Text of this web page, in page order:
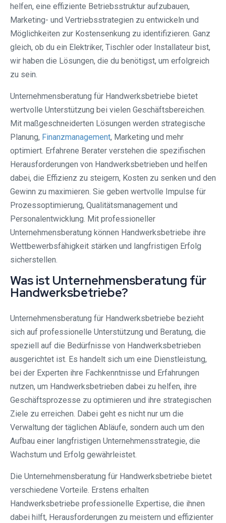
helfen, eine effiziente Betriebsstruktur aufzubauen,
Marketing- und Vertriebsstrategien zu entwickeln und
Möglichkeiten zur Kostensenkung zu identifizieren. Ganz
gleich, ob du ein Elektriker, Tischler oder Installateur bist,
wir haben die Lösungen, die du benötigst, um erfolgreich
zu sein.
Unternehmensberatung für Handwerksbetriebe bietet
wertvolle Unterstützung bei vielen Geschäftsbereichen.
Mit maßgeschneiderten Lösungen werden strategische
Planung, Finanzmanagement, Marketing und mehr
optimiert. Erfahrene Berater verstehen die spezifischen
Herausforderungen von Handwerksbetrieben und helfen
dabei, die Effizienz zu steigern, Kosten zu senken und den
Gewinn zu maximieren. Sie geben wertvolle Impulse für
Prozessoptimierung, Qualitätsmanagement und
Personalentwicklung. Mit professioneller
Unternehmensberatung können Handwerksbetriebe ihre
Wettbewerbsfähigkeit stärken und langfristigen Erfolg
sicherstellen.
Was ist Unternehmensberatung für
Handwerksbetriebe?
Unternehmensberatung für Handwerksbetriebe bezieht
sich auf professionelle Unterstützung und Beratung, die
speziell auf die Bedürfnisse von Handwerksbetrieben
ausgerichtet ist. Es handelt sich um eine Dienstleistung,
bei der Experten ihre Fachkenntnisse und Erfahrungen
nutzen, um Handwerksbetrieben dabei zu helfen, ihre
Geschäftsprozesse zu optimieren und ihre strategischen
Ziele zu erreichen. Dabei geht es nicht nur um die
Verwaltung der täglichen Abläufe, sondern auch um den
Aufbau einer langfristigen Unternehmensstrategie, die
Wachstum und Erfolg gewährleistet.
Die Unternehmensberatung für Handwerksbetriebe bietet
verschiedene Vorteile. Erstens erhalten
Handwerksbetriebe professionelle Expertise, die ihnen
dabei hilft, Herausforderungen zu meistern und effizienter